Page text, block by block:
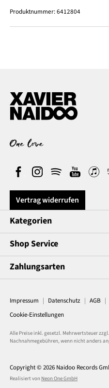
Produktnummer:6412804
Vertrag widerrufen
Kategorien
Shop Service
Zahlungsarten
Copyright © 2026 Naidoo Records
Realisiert von Neon One GmbH
Impressum Datenschutz AGB
Cookie-Einstellungen
Alle Preise inkl. gesetzl. Mehrwertsteuer zzgl.
Nachnahmegebühren, wenn nicht anders